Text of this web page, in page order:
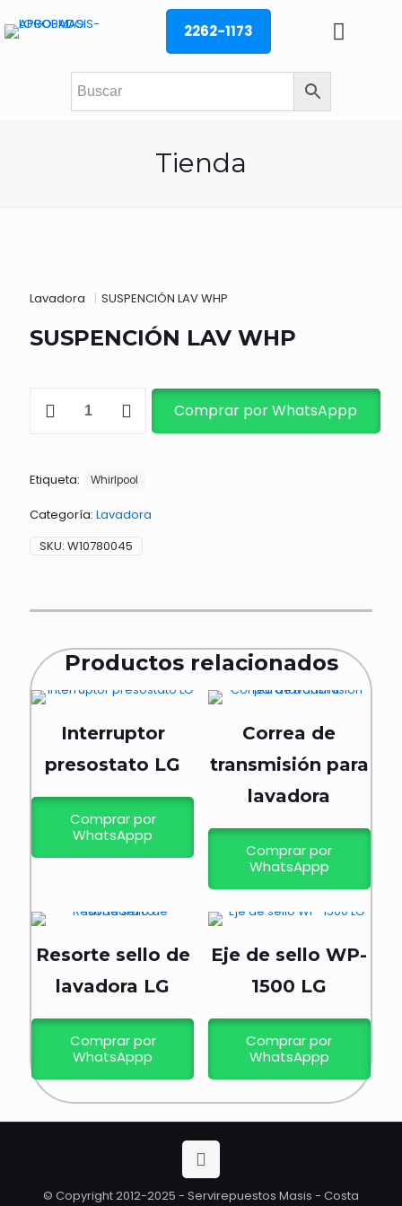
2262-1173
Tienda
Lavadora | SUSPENCIÓN LAV WHP
SUSPENCIÓN LAV WHP
LAV
Comprar por WhatsAppp
Etiqueta: Whirlpool
Categoría: Lavadora
SKU: W10780045
Productos relacionados
Interruptor
presostato LG
Comprar por
WhatsAppp
Correa de
transmisión para
lavadora
Comprar por
WhatsAppp
Resorte sello de
lavadora LG
Comprar por
WhatsAppp
Eje de sello WP-
1500 LG
Comprar por
WhatsAppp
© Copyright 2012-2025 - Servirepuestos Masis - Costa